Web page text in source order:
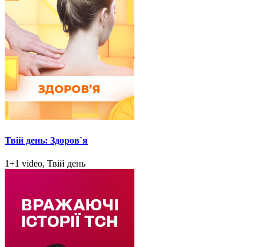
Твій день: Здоров`я
1+1 video, Твій день